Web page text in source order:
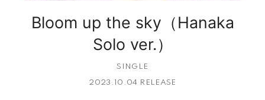
Bloom up the sky（Hanaka
Solo ver.）
SINGLE
2023.10.04 RELEASE